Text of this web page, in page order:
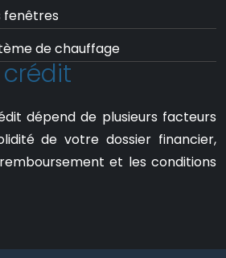
fenêtres
de chauffage
dépend de plusieurs facteurs
de votre dossier financier,
et les conditions